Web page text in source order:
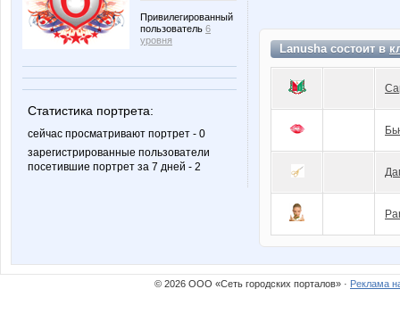
Привилегированный
пользователь 6
уровня
Статистика портрета:
сейчас просматривают портрет - 0
зарегистрированные пользователи
посетившие портрет за 7 дней - 2
Lanusha состоит в
© 2026 ООО «Сеть городских порталов» · Реклама